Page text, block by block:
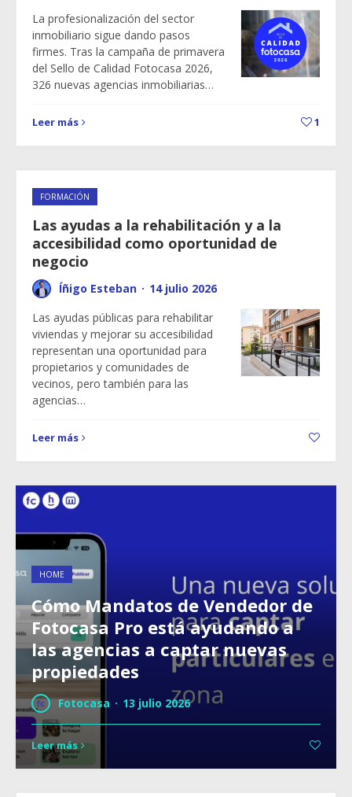
La profesionalización del sector
inmobiliario sigue dando pasos
firmes. Tras la campaña de primavera
del Sello de Calidad Fotocasa 2026,
326 nuevas agencias inmobiliarias…
Leer más 1
FORMACIÓN
Las ayudas a la rehabilitación y a la
accesibilidad como oportunidad de
negocio
Íñigo Esteban · 14 julio 2026
Las ayudas públicas para rehabilitar
viviendas y mejorar su accesibilidad
representan una oportunidad para
propietarios y comunidades de
vecinos, pero también para las
agencias…
Leer más
HOME
Cómo Mandatos de Vendedor de
Fotocasa Pro está ayudando a
las agencias a captar nuevas
propiedades
Fotocasa · 13 julio 2026
Leer más